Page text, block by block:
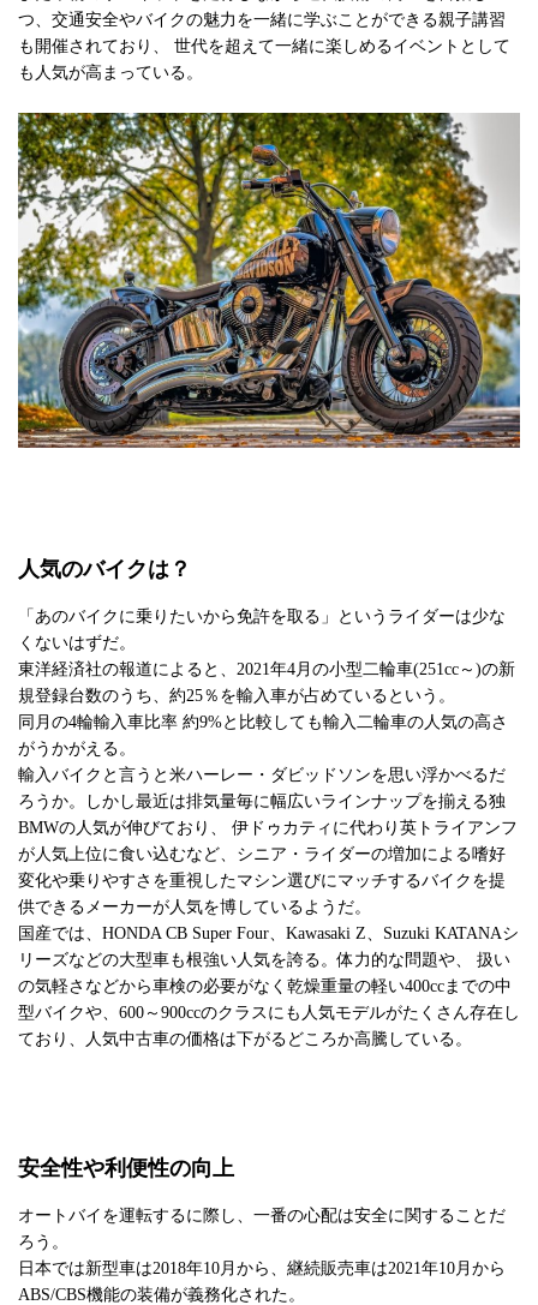
つ、交通安全やバイクの魅力を一緒に学ぶことができる親子講習
も開催されており、 世代を超えて一緒に楽しめるイベントとして
も人気が高まっている。
人気のバイクは？
「あのバイクに乗りたいから免許を取る」というライダーは少な
くないはずだ。
東洋経済社の報道によると、2021年4月の小型二輪車(251cc～)の新
規登録台数のうち、約25％を輸入車が占めているという。
同月の4輪輸入車比率 約9%と比較しても輸入二輪車の人気の高さ
がうかがえる。
輸入バイクと言うと米ハーレー・ダビッドソンを思い浮かべるだ
ろうか。しかし最近は排気量毎に幅広いラインナップを揃える独
BMWの人気が伸びており、 伊ドゥカティに代わり英トライアンフ
が人気上位に食い込むなど、シニア・ライダーの増加による嗜好
変化や乗りやすさを重視したマシン選びにマッチするバイクを提
供できるメーカーが人気を博しているようだ。
国産では、HONDA CB Super Four、Kawasaki Z、Suzuki KATANAシ
リーズなどの大型車も根強い人気を誇る。体力的な問題や、 扱い
の気軽さなどから車検の必要がなく乾燥重量の軽い400ccまでの中
型バイクや、600～900ccのクラスにも人気モデルがたくさん存在し
ており、人気中古車の価格は下がるどころか高騰している。
安全性や利便性の向上
オートバイを運転するに際し、一番の心配は安全に関することだ
ろう。
日本では新型車は2018年10月から、継続販売車は2021年10月から
ABS/CBS機能の装備が義務化された。